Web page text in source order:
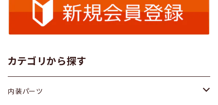
カテゴリから探す
内装パーツ